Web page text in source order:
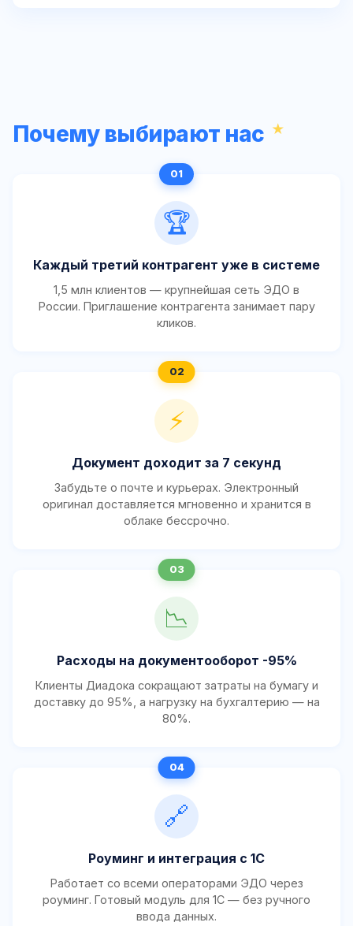
Почему выбирают нас
🏆
Каждый третий контрагент уже в системе
1,5 млн клиентов — крупнейшая сеть ЭДО в
России. Приглашение контрагента занимает пару
кликов.
⚡
Документ доходит за 7 секунд
Забудьте о почте и курьерах. Электронный
оригинал доставляется мгновенно и хранится в
облаке бессрочно.
📉
Расходы на документооборот -95%
Клиенты Диадока сокращают затраты на бумагу и
доставку до 95%, а нагрузку на бухгалтерию — на
80%.
🔗
Роуминг и интеграция с 1С
Работает со всеми операторами ЭДО через
роуминг. Готовый модуль для 1С — без ручного
ввода данных.